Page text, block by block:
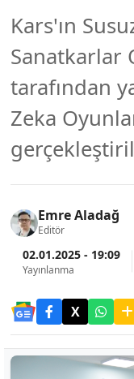
Kars'ın
Sanatkarlar
tarafından
Zeka
Emre Aladağ
Editör
02.01.2025 - 19:09
Yayınlanma